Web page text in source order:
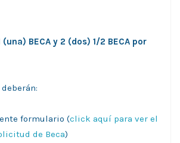
(una) BECA y 2 (dos) 1/2 BECA por
formulario (click aquí para ver el
de Beca)